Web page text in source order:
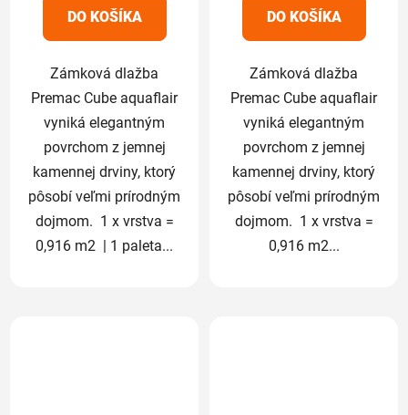
5
hviezdičiek.
DO KOŠÍKA
Zámková dlažba
Premac Cube aquaflair
vyniká elegantným
povrchom z jemnej
kamennej drviny, ktorý
pôsobí veľmi prírodným
dojmom. 1 x vrstva =
0,916 m2 | 1 paleta...
5
hviezdičiek.
DO KOŠÍKA
Zámková dlažba
Premac Cube aquaflair
vyniká elegantným
povrchom z jemnej
kamennej drviny, ktorý
pôsobí veľmi prírodným
dojmom. 1 x vrstva =
0,916 m2...